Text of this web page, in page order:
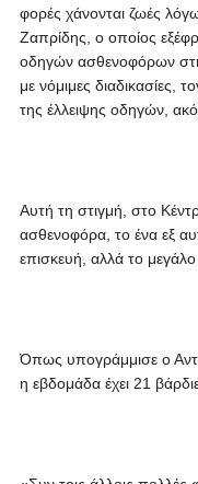
φορές χάνονται ζωές
Ζαπρίδης, ο οποίος
οδηγών ασθενοφόρων
με νόμιμες διαδικασίες,
της έλλειψης οδηγών,
Αυτή τη στιγμή, στο
ασθενοφόρα, το ένα εξ
επισκευή, αλλά το
Όπως υπογράμμισε ο
η εβδομάδα έχει 21